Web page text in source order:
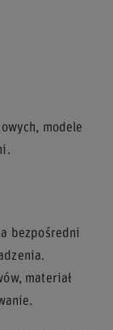
modele
bezpośredni
materiał